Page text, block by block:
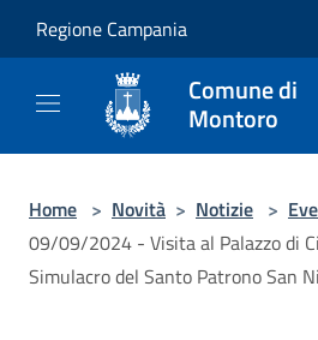
Regione Campania
Comune di
Montoro
Home > Novità > Notizie >
09/09/2024 - Visita al Palazzo di
Simulacro del Santo Patrono San